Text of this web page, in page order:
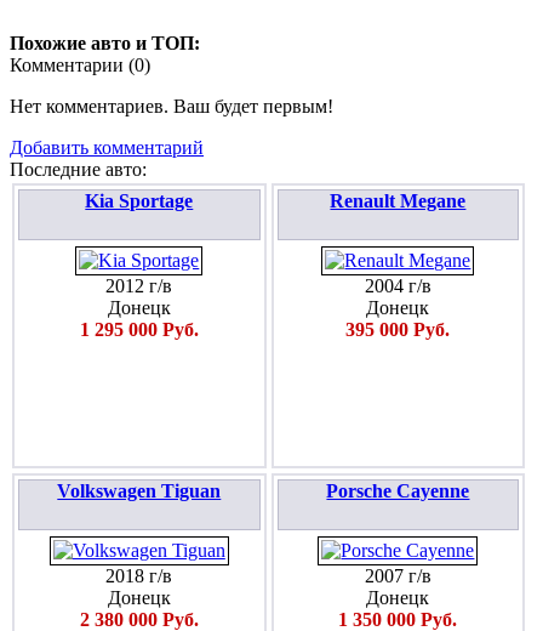
Похожие авто и ТОП:
Комментарии (0)
Нет комментариев. Ваш будет первым!
Добавить комментарий
Последние авто:
Kia Sportage
2012 г/в
Донецк
1 295 000 Руб.
Renault Megane
2004 г/в
Донецк
395 000 Руб.
Volkswagen Tiguan
2018 г/в
Донецк
2 380 000 Руб.
Porsche Cayenne
2007 г/в
Донецк
1 350 000 Руб.